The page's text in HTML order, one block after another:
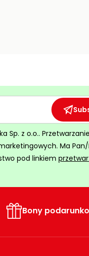
Sp. z o.o..
Ma
pod linkiem
Bony